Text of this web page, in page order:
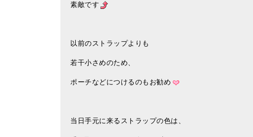
素敵です
以前のストラップよりも
若干小さめのため、
ポーチなどにつけるのもお勧め
当日手元に来るストラップの色は、